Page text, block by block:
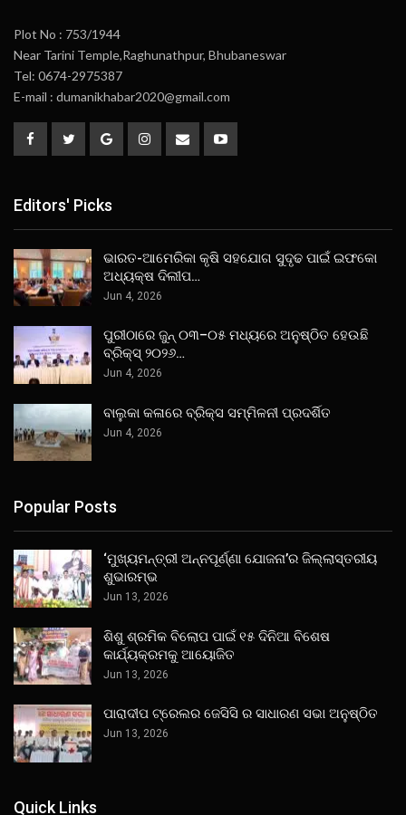
Plot No : 753/1944
Near Tarini Temple,Raghunathpur, Bhubaneswar
Tel: 0674-2975387
E-mail : dumanikhabar2020@gmail.com
Editors' Picks
ଭାରତ-ଆମେରିକା କୃଷି ସହଯୋଗ ସୁଦୃଢ ପାଇଁ ଇଫକୋ
ଅଧ୍ୟକ୍ଷ ଦିଲୀପ…
Jun 4, 2026
ପୁରୀଠାରେ ଜୁନ୍ ୦୩–୦୫ ମଧ୍ୟରେ ଅନୁଷ୍ଠିତ ହେଉଛି
ବ୍ରିକ୍ସ୍ ୨୦୨୬…
Jun 4, 2026
ବାଲୁକା କଳାରେ ବ୍ରିକ୍ସ ସମ୍ମିଳନୀ ପ୍ରଦର୍ଶିତ
Jun 4, 2026
Popular Posts
‘ମୁଖ୍ୟମନ୍ତ୍ରୀ ଅନ୍ନପୂର୍ଣ୍ଣା ଯୋଜନା’ର ଜିଲ୍ଲାସ୍ତରୀୟ
ଶୁଭାରମ୍ଭ
Jun 13, 2026
ଶିଶୁ ଶ୍ରମିକ ବିଲୋପ ପାଇଁ ୧୫ ଦିନିଆ ବିଶେଷ
କାର୍ଯ୍ୟକ୍ରମକୁ ଆୟୋଜିତ
Jun 13, 2026
ପାରାଦୀପ ଟ୍ରେଲର ଜେସିସି ର ସାଧାରଣ ସଭା ଅନୁଷ୍ଠିତ
Jun 13, 2026
Quick Links